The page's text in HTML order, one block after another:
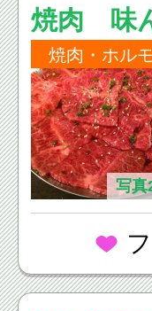
焼肉 味
焼肉・ホル
写真